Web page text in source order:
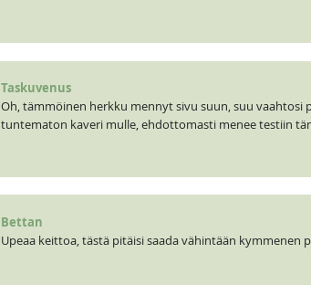
Taskuvenus
Oh, tämmöinen herkku mennyt sivu suun, suu vaahtosi
tuntematon kaveri mulle, ehdottomasti menee testiin
Bettan
Upeaa keittoa, tästä pitäisi saada vähintään kymmenen